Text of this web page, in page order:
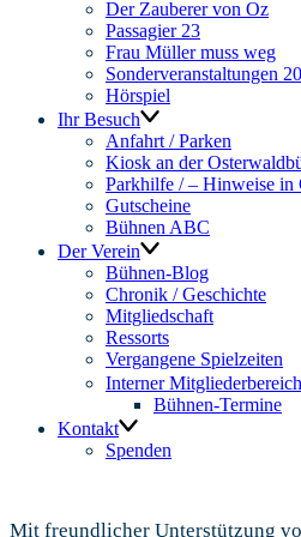
Der Zauberer von Oz
Passagier 23
Frau Müller muss weg
Sonderveranstaltungen
Hörspiel
Ihr Besuch
Anfahrt / Parken
Kiosk an der
Parkhilfe / – Hinweise in
Gutscheine
Bühnen ABC
Der Verein
Bühnen-Blog
Chronik / Geschichte
Mitgliedschaft
Ressorts
Vergangene Spielzeiten
Interner Mitgliederbereich
Bühnen-Termine
Kontakt
Spenden
Mit freundlicher Unterstützung